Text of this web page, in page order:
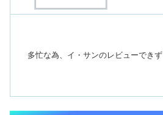
多忙な為、イ・サンのレビューできず